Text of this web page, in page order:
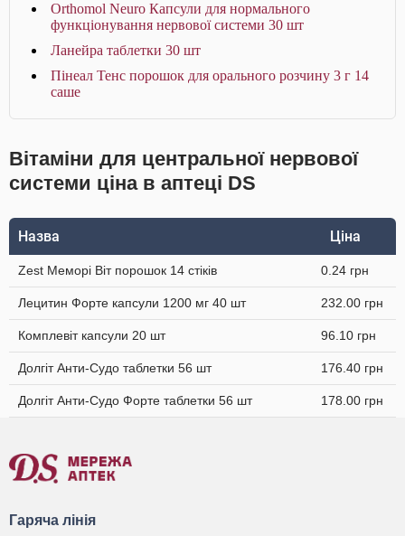
Orthomol Neuro Капсули для нормального
функціонування нервової системи 30 шт
Ланейра таблетки 30 шт
Пінеал Тенс порошок для орального розчину 3 г 14
саше
Вітаміни для центральної нервової
системи ціна в аптеці DS
Назва Ціна
Zest Меморі Віт порошок 14 стіків 0.24 грн
Лецитин Форте капсули 1200 мг 40 шт 232.00 грн
Комплевіт капсули 20 шт 96.10 грн
Долгіт Анти-Судо таблетки 56 шт 176.40 грн
Долгіт Анти-Судо Форте таблетки 56 шт 178.00 грн
Гаряча лінія